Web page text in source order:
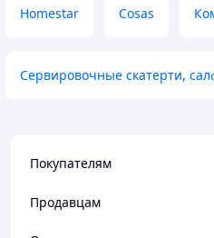
Homestar Cosas
Сервировочные скатерти,
Покупателям
Продавцам